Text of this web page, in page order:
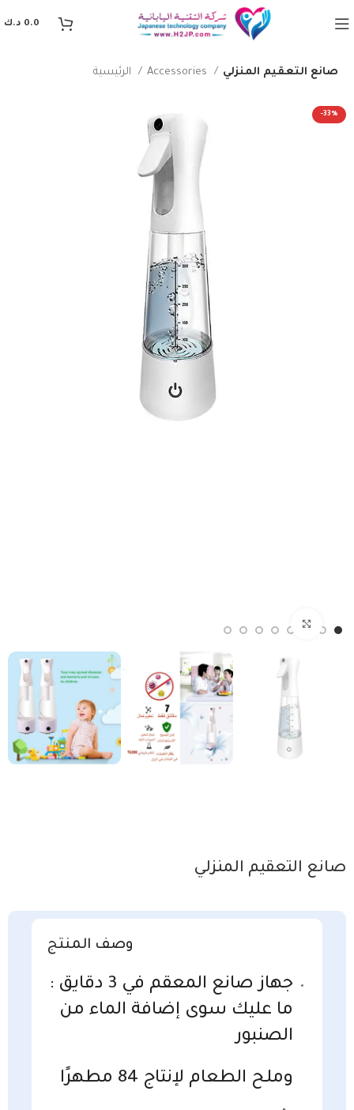
0.0 د.ك
Accessories صانع التعقيم المنزلي
-33%
صانع التعقيم المنزلي
وصف المنتج
جهاز صانع المعقم في 3 دقايق :
ما عليك سوى إضافة الماء من
الصنبور
وملـح الطعام لإنتاج 84 مطهرًا